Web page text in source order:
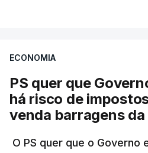
Não há prazos fixados para
avaliação à Polícia Judiciária.
Do início da polémica com a
título pessoal, numa
pelo mesmo empreiteiro
ECONOMIA
PS quer que
há risco de
venda barragens da
O PS quer que o Governo